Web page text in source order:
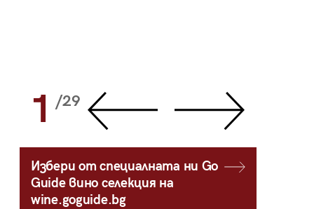
1 /29
Избери от специалната ни Go
Guide вино селекция на
wine.goguide.bg